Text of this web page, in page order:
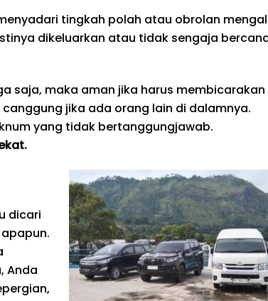
tingkah polah atau obrolan
dikeluarkan atau tidak sengaja
saja, maka aman jika harus membicarakan
jika ada orang lain di dalamnya.
yang tidak bertanggungjawab.
dicari
Anda